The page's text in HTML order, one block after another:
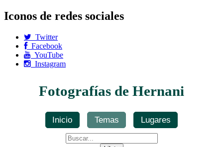
Iconos de redes sociales
Twitter
Facebook
YouTube
Instagram
Fotografías de Hernani
Inicio Temas Lugares